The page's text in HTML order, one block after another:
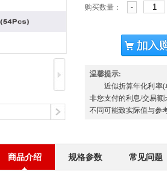
购买数量： -
温馨提示:
近似折算年化利率(
非您支付的利息/交易
不同可能致实际值与参
商品介绍 规格参数 常见问题